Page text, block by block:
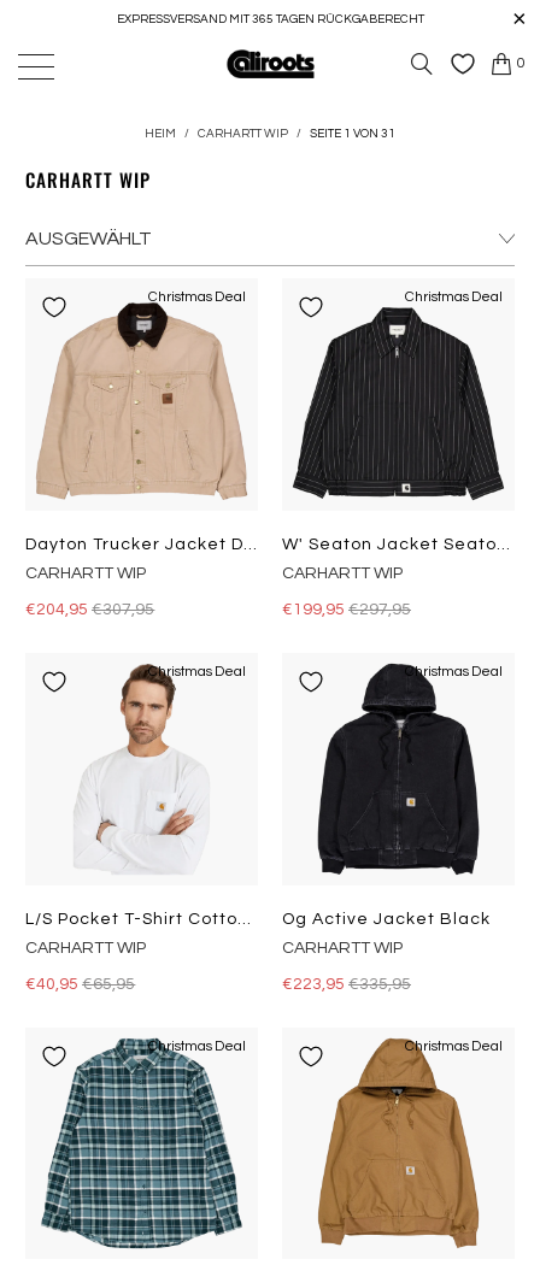
EXPRESSVERSAND MIT 365 TAGEN RÜCKGABERECHT
0
HEIM / CARHARTT WIP / SEITE 1 VON 31
CARHARTT WIP
Christmas Deal
CARHARTT WIP
€204,95€307,95
Christmas Deal
CARHARTT WIP
€199,95 €297,95
Christmas Deal
CARHARTT WIP
€40,95€65,95
Christmas Deal
Og Active Jacket Black
CARHARTT WIP
€223,95 €335,95
Christmas Deal Christmas Deal